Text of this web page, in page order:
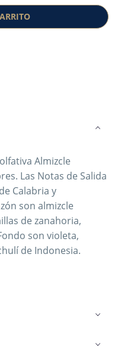
Almizcle
Las Notas de Salida
Calabria y
son almizcle
de zanahoria,
son violeta,
de Indonesia.